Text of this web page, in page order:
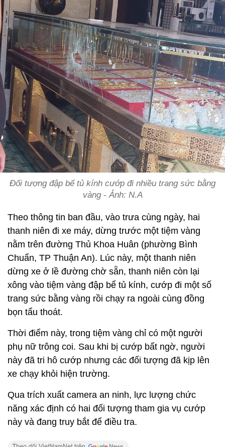
Đối tượng đập bể tủ kính cướp đi nhiều trang sức bằng
vàng - Ảnh: N.A
Theo thông tin ban đầu, vào trưa cùng ngày, hai
thanh niên đi xe máy, dừng trước một tiệm vàng
nằm trên đường Thủ Khoa Huân (phường Bình
Chuẩn, TP Thuận An). Lúc này, một thanh niên
dừng xe ở lề đường chờ sẵn, thanh niên còn lại
xông vào tiệm vàng đập bể tủ kính, cướp đi một số
trang sức bằng vàng rồi chạy ra ngoài cùng đồng
bọn tẩu thoát.
Thời điểm này, trong tiệm vàng chỉ có một người
phụ nữ trông coi. Sau khi bị cướp bất ngờ, người
này đã tri hô cướp nhưng các đối tượng đã kịp lên
xe chạy khỏi hiện trường.
Qua trích xuất camera an ninh, lực lượng chức
năng xác định có hai đối tượng tham gia vụ cướp
này và đang truy bắt để điều tra.